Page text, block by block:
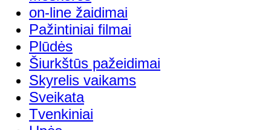
on-line žaidimai
Pažintiniai filmai
Plūdės
Šiurkštūs pažeidimai
Skyrelis vaikams
Sveikata
Tvenkiniai